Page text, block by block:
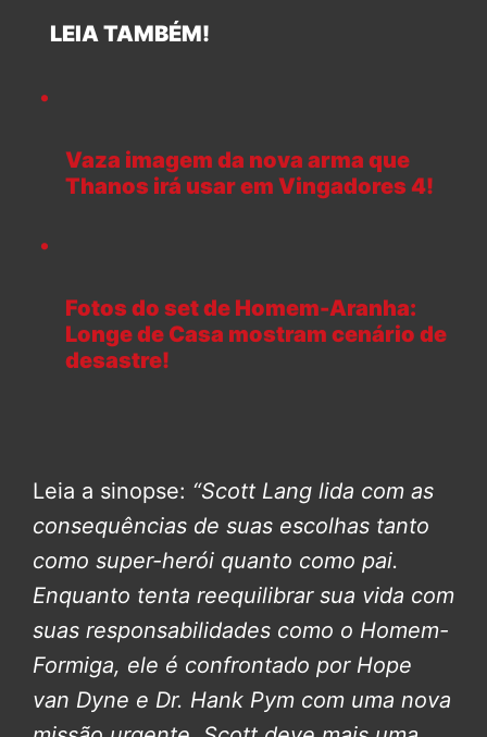
LEIA TAMBÉM!
Vaza imagem da nova arma que
Thanos irá usar em Vingadores 4!
Fotos do set de Homem-Aranha:
Longe de Casa mostram cenário de
desastre!
Leia a sinopse: “Scott Lang lida com as
consequências de suas escolhas tanto
como super-herói quanto como pai.
Enquanto tenta reequilibrar sua vida com
suas responsabilidades como o Homem-
Formiga, ele é confrontado por Hope
van Dyne e Dr. Hank Pym com uma nova